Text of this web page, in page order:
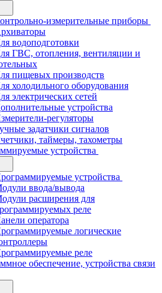
измерительные приборы
водоподготовки
ГВС, отопления, вентиляции и
пищевых производств
холодильного оборудования
электрических сетей
устройства
регуляторы
задатчики сигналов
таймеры, тахометры
устройства
устройства
ввода/вывода
расширения для
реле
оператора
логические
реле
обеспечение, устройства связи